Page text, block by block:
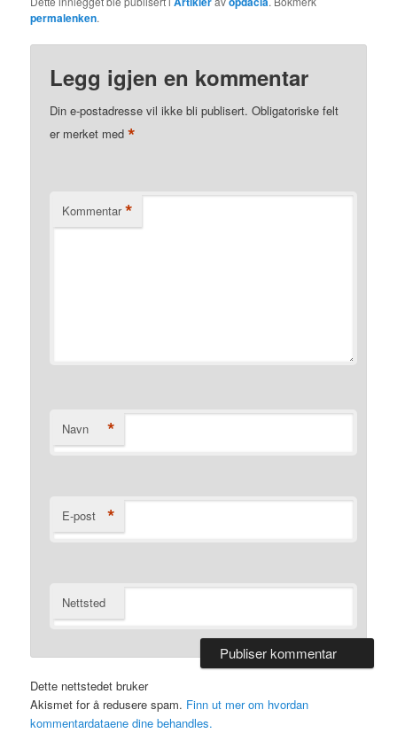
permalenken.
Legg igjen en kommentar
Din e-postadresse vil ikke bli publisert. Obligatoriske felt
er merket med*
Kommentar *
Navn *
E-post *
Nettsted
Dette nettstedet bruker
Akismet for å redusere spam. Finn ut mer om hvordan
kommentardataene dine behandles.